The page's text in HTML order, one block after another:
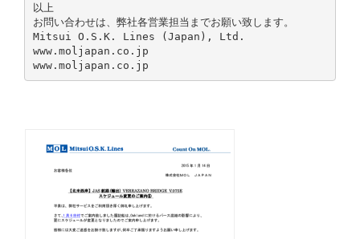
以上
お問い合わせは、弊社各営業担当までお願い致します。
Mitsui O.S.K. Lines (Japan), Ltd.
www.moljapan.co.jp